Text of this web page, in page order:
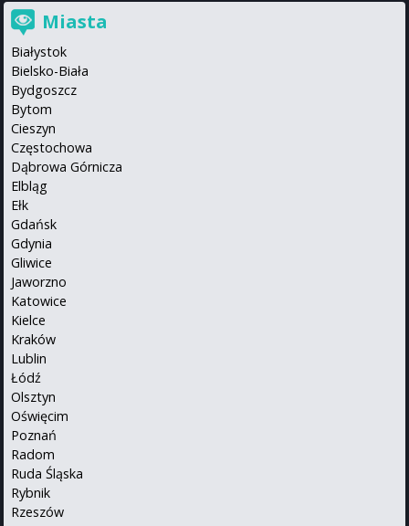
Miasta
Białystok
Bielsko-Biała
Bydgoszcz
Bytom
Cieszyn
Częstochowa
Dąbrowa Górnicza
Elbląg
Ełk
Gdańsk
Gdynia
Gliwice
Jaworzno
Katowice
Kielce
Kraków
Lublin
Łódź
Olsztyn
Oświęcim
Poznań
Radom
Ruda Śląska
Rybnik
Rzeszów